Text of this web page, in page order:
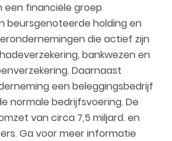
een financiële groep
beursgenoteerde holding en
die actief zijn
bankwezen en
Daarnaast
een beleggingsbedrijf
normale bedrijfsvoering. De
van circa 7,5 miljard. en
Ga voor meer informatie